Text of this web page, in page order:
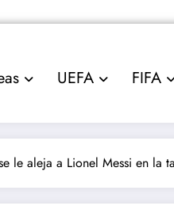
UEFA FIFA
le aleja a Lionel Messi en la